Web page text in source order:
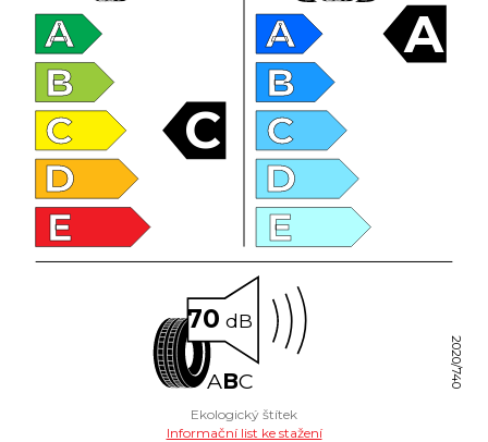
A
B
C
D
E
C
A
B
C
D
E
A
70 dB
ABC 2020/740
Ekologický štítek
Informační list ke stažení